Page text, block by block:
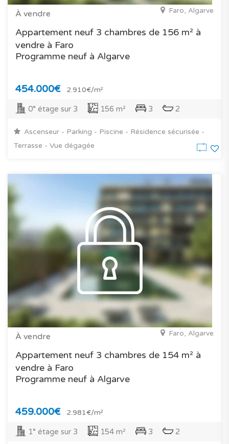
À vendre Faro, Algarve
Appartement neuf 3 chambres de 156 m² à
vendre à Faro
Programme neuf à Algarve
454.000€ 2.910€/m²
0° étage sur 3 156 m² 3 2
Ascenseur - Parking - Piscine - Résidence sécurisée -
Terrasse - Vue dégagée
À vendre Faro, Algarve
Appartement neuf 3 chambres de 154 m² à
vendre à Faro
Programme neuf à Algarve
459.000€ 2.981€/m²
1° étage sur 3 154 m² 3 2